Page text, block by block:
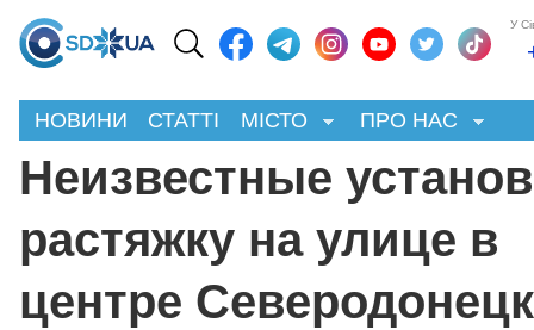
У
НОВИНИ СТАТТІ МІСТО ПРО НАС
Неизвестные
растяжку на улице в
центре